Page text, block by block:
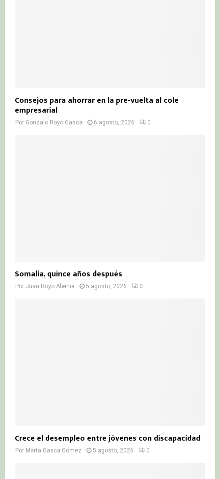
Consejos para ahorrar en la pre-vuelta al cole
empresarial
Por Gonzalo Royo Gasca 6 agosto, 2026 0
Somalia, quince años después
Por Juan Royo Abenia 5 agosto, 2026 0
Crece el desempleo entre jóvenes con discapacidad
Por Marta Gasca Gómez 5 agosto, 2026 0